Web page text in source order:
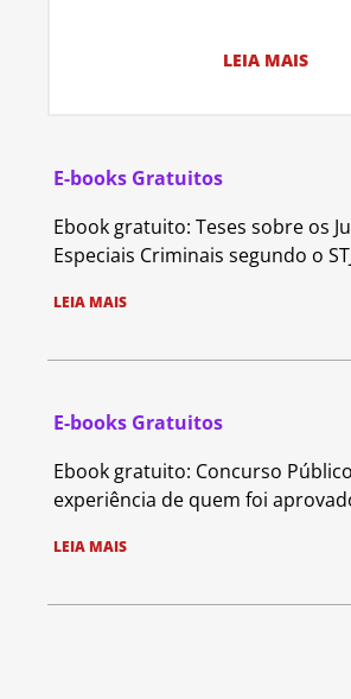
LEIA MAIS
E-books Gratuitos
Ebook gratuito: Teses sobre os
Especiais Criminais segundo o
LEIA MAIS
E-books Gratuitos
Ebook gratuito: Concurso
experiência de quem foi
LEIA MAIS